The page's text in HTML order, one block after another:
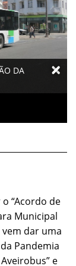
DA
“Acordo de
Municipal
vem dar uma
Pandemia
e